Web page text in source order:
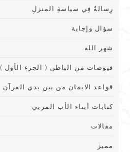
رِسالةٌ فِي سياسةِ المنزلِ
سؤال وإجابة
شهر الله
فيوضات من الباطن ( الجزء الأول )
قواعد الايمان من بين يدي القرآن
كتابات أبناء الأب المربي
مقالات
مميز